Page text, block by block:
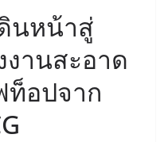
นหน้าสู่
านสะอาด
ท็อปจาก